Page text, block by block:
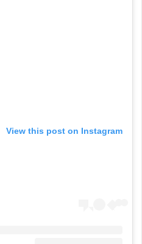
View this post on Instagram